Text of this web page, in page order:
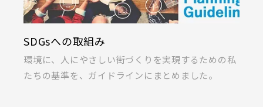
JR川越線
JR東北本線 [宇都宮線]
すべて 埼玉県 千葉県
画像
すべて 外観
内観
上尾市(2)
蕨市(0)
戸田市(0)
朝霞市(1)
志木市(0)
新座市(2)
桶川市(2)
久喜市(1)
を実現するための私
まとめました。
桐製品の開発と制作に力を注ぐ「厚
ラス」の共同開発による無垢桐材の